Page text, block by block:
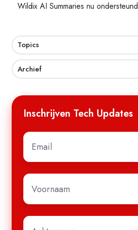
Wildix AI Summaries nu ondersteund
Topics
Archief
Inschrijven Tech Updates
E-
mail*
Voornaam
Achternaam